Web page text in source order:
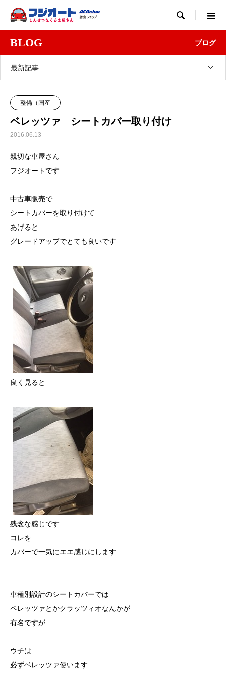

BLOG ブログ
最新記事
整備（国産
ベレッツァ シートカバー取り付け
2016.06.13
親切な車屋さん
フジオートです
中古車販売で
シートカバーを取り付けて
あげると
グレードアップでとても良いです
良く見ると
残念な感じです
コレを
カバーで一気にエエ感じにします
車種別設計のシートカバーでは
ベレッツァとかクラッツィオなんかが
有名ですが
ウチは
必ずベレッツァ使います